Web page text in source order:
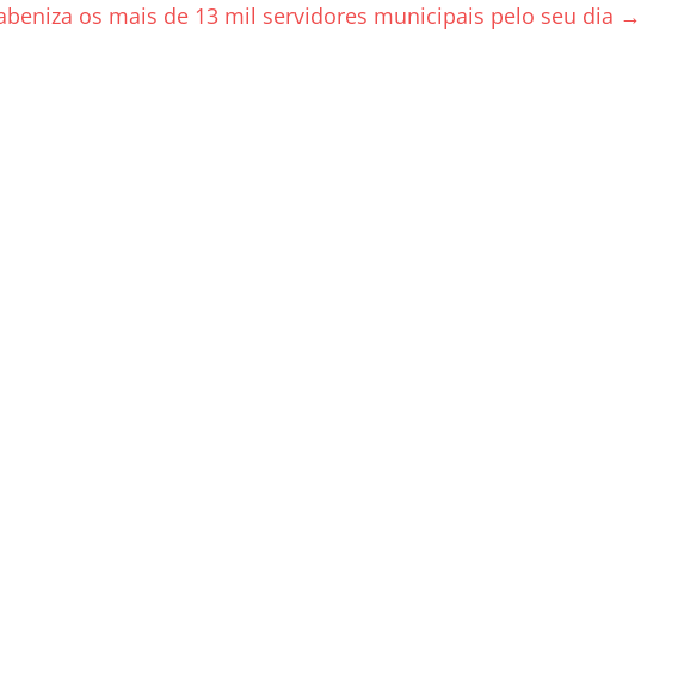
os mais de 13 mil servidores municipais pelo seu dia →